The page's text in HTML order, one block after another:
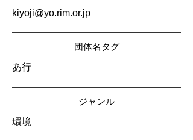
kiyoji@yo.rim.or.jp
​団体名タグ
あ行
​ジャンル
環境